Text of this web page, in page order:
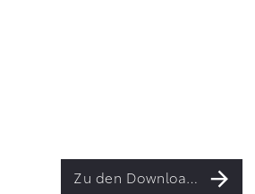
Zu den Downloads